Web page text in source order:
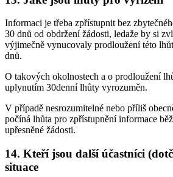
Informaci je třeba zpřístupnit bez
30 dnů od obdržení žádosti, ledaže by si
výjimečně vynucovaly prodloužení této
dnů.
O takových okolnostech a o prodloužení
uplynutím 30denní lhůty vyrozuměn.
V případě nesrozumitelné nebo příliš
počíná lhůta pro zpřístupnění informace
upřesněné žádosti.
14. Kteří jsou další účastníci
situace